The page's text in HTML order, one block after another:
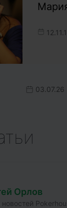
03.07.26
Орлов
новостей